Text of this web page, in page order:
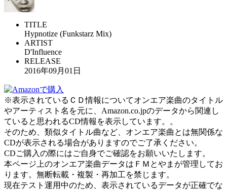
TITLE
Hypnotize (Funkstarz Mix)
ARTIST
D'Influence
RELEASE
2016年09月01日
※表示されているＣＤ情報についてオンエア楽曲のタイトル
やアーティスト名を元に、Amazon.co.jpのデータから関連し
ていると思われるCD情報を表示しています。。
そのため、類似タイトル曲など、オンエア楽曲とは無関係な
CDが表示される場合がありますのでご了承ください。
CDご購入の際にはご自身でご確認をお願いいたします。
本ページ上のオンエア楽曲データはＦＭとやまが管理してお
ります。無断転載・複製・再加工を禁じます。
現在テスト運用中のため、表示されているデータが正確でな